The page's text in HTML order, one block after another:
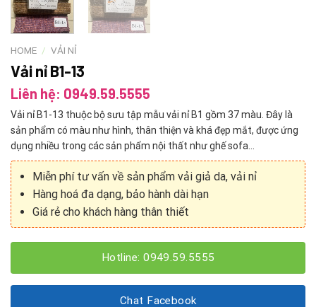
HOME / VẢI NỈ
Vải nỉ B1-13
Liên hệ: 0949.59.5555
Vải nỉ B1-13 thuộc bộ sưu tập mẫu vải nỉ B1 gồm 37 màu. Đây là
sản phẩm có màu như hình, thân thiện và khá đẹp mắt, được ứng
dụng nhiều trong các sản phẩm nội thất như ghế sofa…
Miễn phí tư vấn về sản phẩm vải giả da, vải nỉ
Hàng hoá đa dạng, bảo hành dài hạn
Giá rẻ cho khách hàng thân thiết
Hotline: 0949.59.5555
Chat Facebook